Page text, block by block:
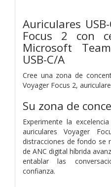
Auriculares
Focus 2 con
Microsoft
USB-C/A
Cree una zona de
Voyager Focus 2,
Su zona de
Experimente la
auriculares Voyager
distracciones de fondo se
de ANC digital híbrida
entablar las
confianza.